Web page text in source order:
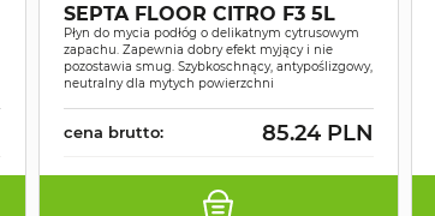
SEPTA FLOOR CITRO F3 5L
Płyn do mycia podłóg o delikatnym cytrusowym
zapachu. Zapewnia dobry efekt myjący i nie
pozostawia smug. Szybkoschnący, antypoślizgowy,
neutralny dla mytych powierzchni
cena brutto: 85.24 PLN